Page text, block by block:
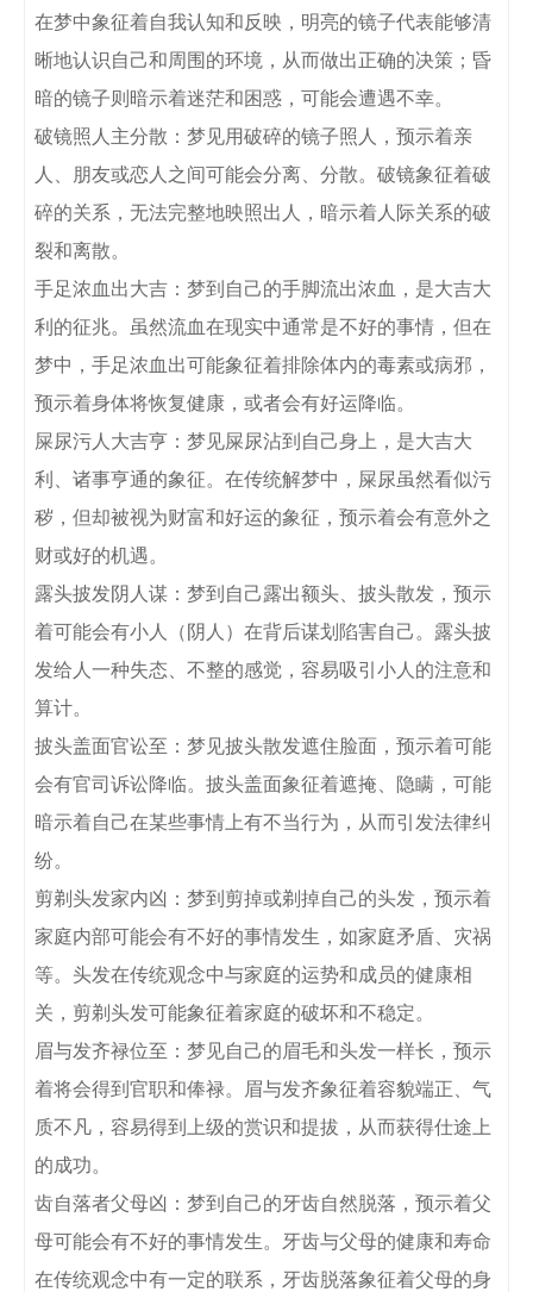
在梦中象征着自我认知和反映，明亮的镜子代表能够清
晰地认识自己和周围的环境，从而做出正确的决策；昏
暗的镜子则暗示着迷茫和困惑，可能会遭遇不幸。
破镜照人主分散：梦见用破碎的镜子照人，预示着亲
人、朋友或恋人之间可能会分离、分散。破镜象征着破
碎的关系，无法完整地映照出人，暗示着人际关系的破
裂和离散。
手足浓血出大吉：梦到自己的手脚流出浓血，是大吉大
利的征兆。虽然流血在现实中通常是不好的事情，但在
梦中，手足浓血出可能象征着排除体内的毒素或病邪，
预示着身体将恢复健康，或者会有好运降临。
屎尿污人大吉亨：梦见屎尿沾到自己身上，是大吉大
利、诸事亨通的象征。在传统解梦中，屎尿虽然看似污
秽，但却被视为财富和好运的象征，预示着会有意外之
财或好的机遇。
露头披发阴人谋：梦到自己露出额头、披头散发，预示
着可能会有小人（阴人）在背后谋划陷害自己。露头披
发给人一种失态、不整的感觉，容易吸引小人的注意和
算计。
披头盖面官讼至：梦见披头散发遮住脸面，预示着可能
会有官司诉讼降临。披头盖面象征着遮掩、隐瞒，可能
暗示着自己在某些事情上有不当行为，从而引发法律纠
纷。
剪剃头发家内凶：梦到剪掉或剃掉自己的头发，预示着
家庭内部可能会有不好的事情发生，如家庭矛盾、灾祸
等。头发在传统观念中与家庭的运势和成员的健康相
关，剪剃头发可能象征着家庭的破坏和不稳定。
眉与发齐禄位至：梦见自己的眉毛和头发一样长，预示
着将会得到官职和俸禄。眉与发齐象征着容貌端正、气
质不凡，容易得到上级的赏识和提拔，从而获得仕途上
的成功。
齿自落者父母凶：梦到自己的牙齿自然脱落，预示着父
母可能会有不好的事情发生。牙齿与父母的健康和寿命
在传统观念中有一定的联系，牙齿脱落象征着父母的身